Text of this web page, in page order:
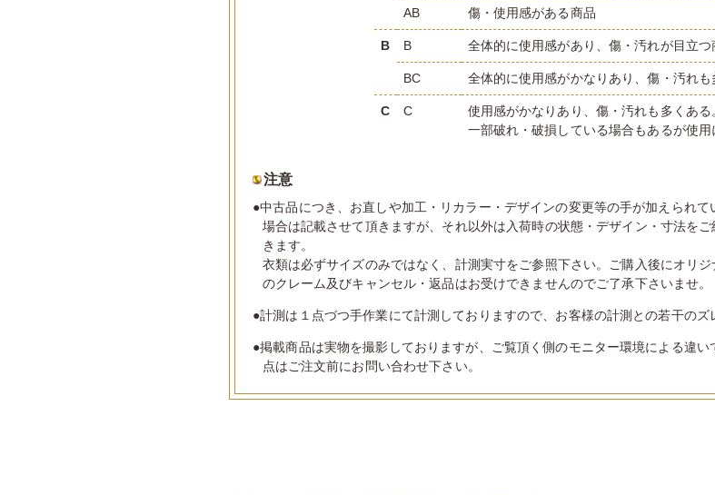
AB 傷・使用感がある商品
B B 全体的に使用感があり、傷・汚れが目立つ
BC 全体的に使用感がかなりあり、傷・汚れも
C C
使用感がかなりあり、傷・汚れも多くある
一部破れ・破損している場合もあるが使
注意
●中古品につき、お直しや加工・リカラー・デザインの変更等の手が加えられ
場合は記載させて頂きますが、それ以外は入荷時の状態・デザイン・寸法を
きます。
衣類は必ずサイズのみではなく、計測実寸をご参照下さい。ご購入後にオリ
のクレーム及びキャンセル・返品はお受けできませんのでご了承下さいませ。
●計測は１点づつ手作業にて計測しておりますので、お客様の計測との若干のズ
●掲載商品は実物を撮影しておりますが、ご覧頂く側のモニター環境による違
点はご注文前にお問い合わせ下さい。